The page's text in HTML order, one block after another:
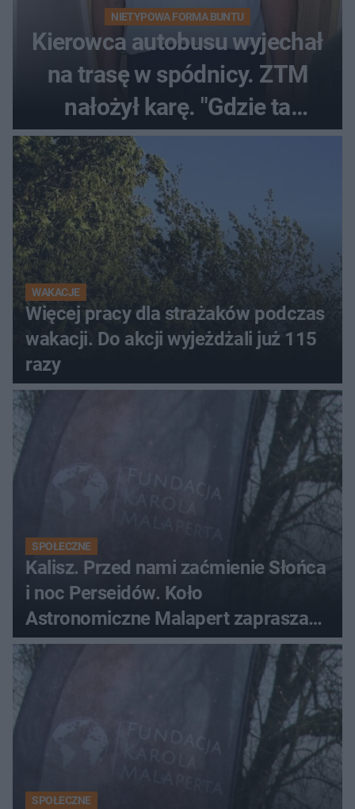
NIETYPOWA FORMA BUNTU
Kierowca autobusu wyjechał
na trasę w spódnicy. ZTM
nałożył karę. "Gdzie ta
tolerancja?"
WAKACJE
Więcej pracy dla strażaków podczas
wakacji. Do akcji wyjeżdżali już 115
razy
SPOŁECZNE
Kalisz. Przed nami zaćmienie Słońca
i noc Perseidów. Koło
Astronomiczne Malapert zaprasza
na wspólne obserwacje
SPOŁECZNE